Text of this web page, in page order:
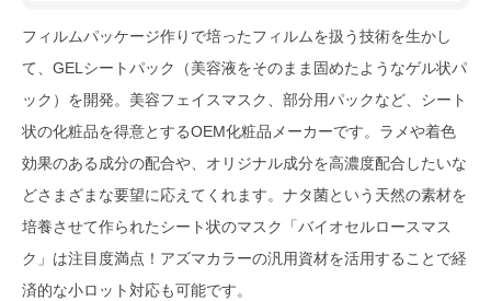
フィルムパッケージ作りで培ったフィルムを扱う技術を生かし
て、GELシートパック（美容液をそのまま固めたようなゲル状パ
ック）を開発。美容フェイスマスク、部分用パックなど、シート
状の化粧品を得意とするOEM化粧品メーカーです。ラメや着色
効果のある成分の配合や、オリジナル成分を高濃度配合したいな
どさまざまな要望に応えてくれます。ナタ菌という天然の素材を
培養させて作られたシート状のマスク「バイオセルロースマス
ク」は注目度満点！アズマカラーの汎用資材を活用することで経
済的な小ロット対応も可能です。